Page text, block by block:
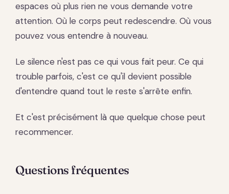
espaces où plus rien ne vous demande votre
attention. Où le corps peut redescendre. Où vous
pouvez vous entendre à nouveau.
Le silence n'est pas ce qui vous fait peur. Ce qui
trouble parfois, c'est ce qu'il devient possible
d'entendre quand tout le reste s'arrête enfin.
Et c'est précisément là que quelque chose peut
recommencer.
Questions fréquentes